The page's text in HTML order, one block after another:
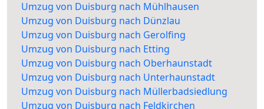
Umzug von Duisburg nach Mühlhausen
Umzug von Duisburg nach Dünzlau
Umzug von Duisburg nach Gerolfing
Umzug von Duisburg nach Etting
Umzug von Duisburg nach Oberhaunstadt
Umzug von Duisburg nach Unterhaunstadt
Umzug von Duisburg nach Müllerbadsiedlung
Umzug von Duisburg nach Feldkirchen